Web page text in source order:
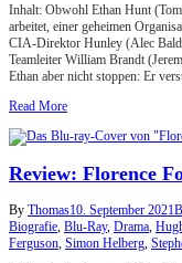
Inhalt: Obwohl Ethan Hunt
arbeitet, einer geheimen
CIA-Direktor Hunley (Alec
Teamleiter William Brandt
Ethan aber nicht stoppen: Er
Read More
Review: Florence
By Thomas10. September 2021
Biografie Blu-Ray, Drama
Ferguson Simon Helberg